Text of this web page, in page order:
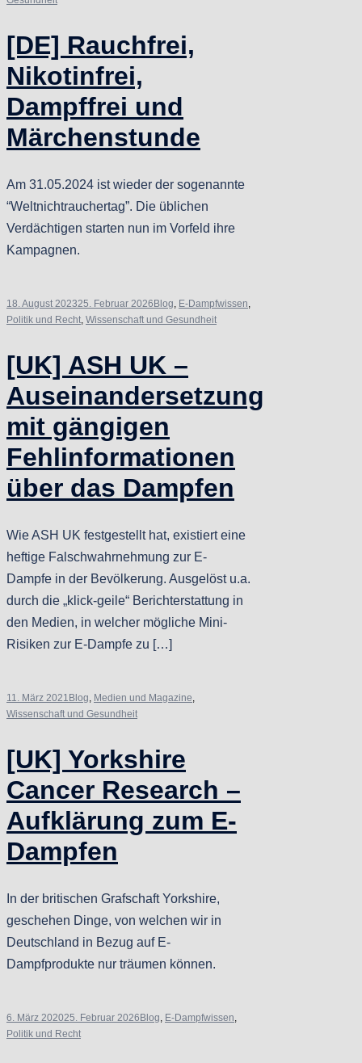
[DE] Rauchfrei,
Nikotinfrei,
Dampffrei und
Märchenstunde
Am 31.05.2024 ist wieder der sogenannte
“Weltnichtrauchertag”. Die üblichen
Verdächtigen starten nun im Vorfeld ihre
Kampagnen.
18. August 202325. Februar 2026 Blog, E-Dampfwissen,
Politik und Recht, Wissenschaft und Gesundheit
[UK] ASH UK –
Auseinandersetzung
mit gängigen
Fehlinformationen
über das Dampfen
Wie ASH UK festgestellt hat, existiert eine
heftige Falschwahrnehmung zur E-
Dampfe in der Bevölkerung. Ausgelöst u.a.
durch die „klick-geile“ Berichterstattung in
den Medien, in welcher mögliche Mini-
Risiken zur E-Dampfe zu […]
11. März 2021 Blog, Medien und Magazine,
Wissenschaft und Gesundheit
[UK] Yorkshire
Cancer Research –
Aufklärung zum E-
Dampfen
In der britischen Grafschaft Yorkshire,
geschehen Dinge, von welchen wir in
Deutschland in Bezug auf E-
Dampfprodukte nur träumen können.
6. März 202025. Februar 2026 Blog, E-Dampfwissen,
Politik und Recht